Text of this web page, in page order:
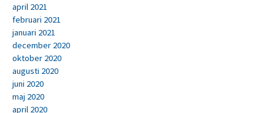
april 2021
februari 2021
januari 2021
december 2020
oktober 2020
augusti 2020
juni 2020
maj 2020
april 2020